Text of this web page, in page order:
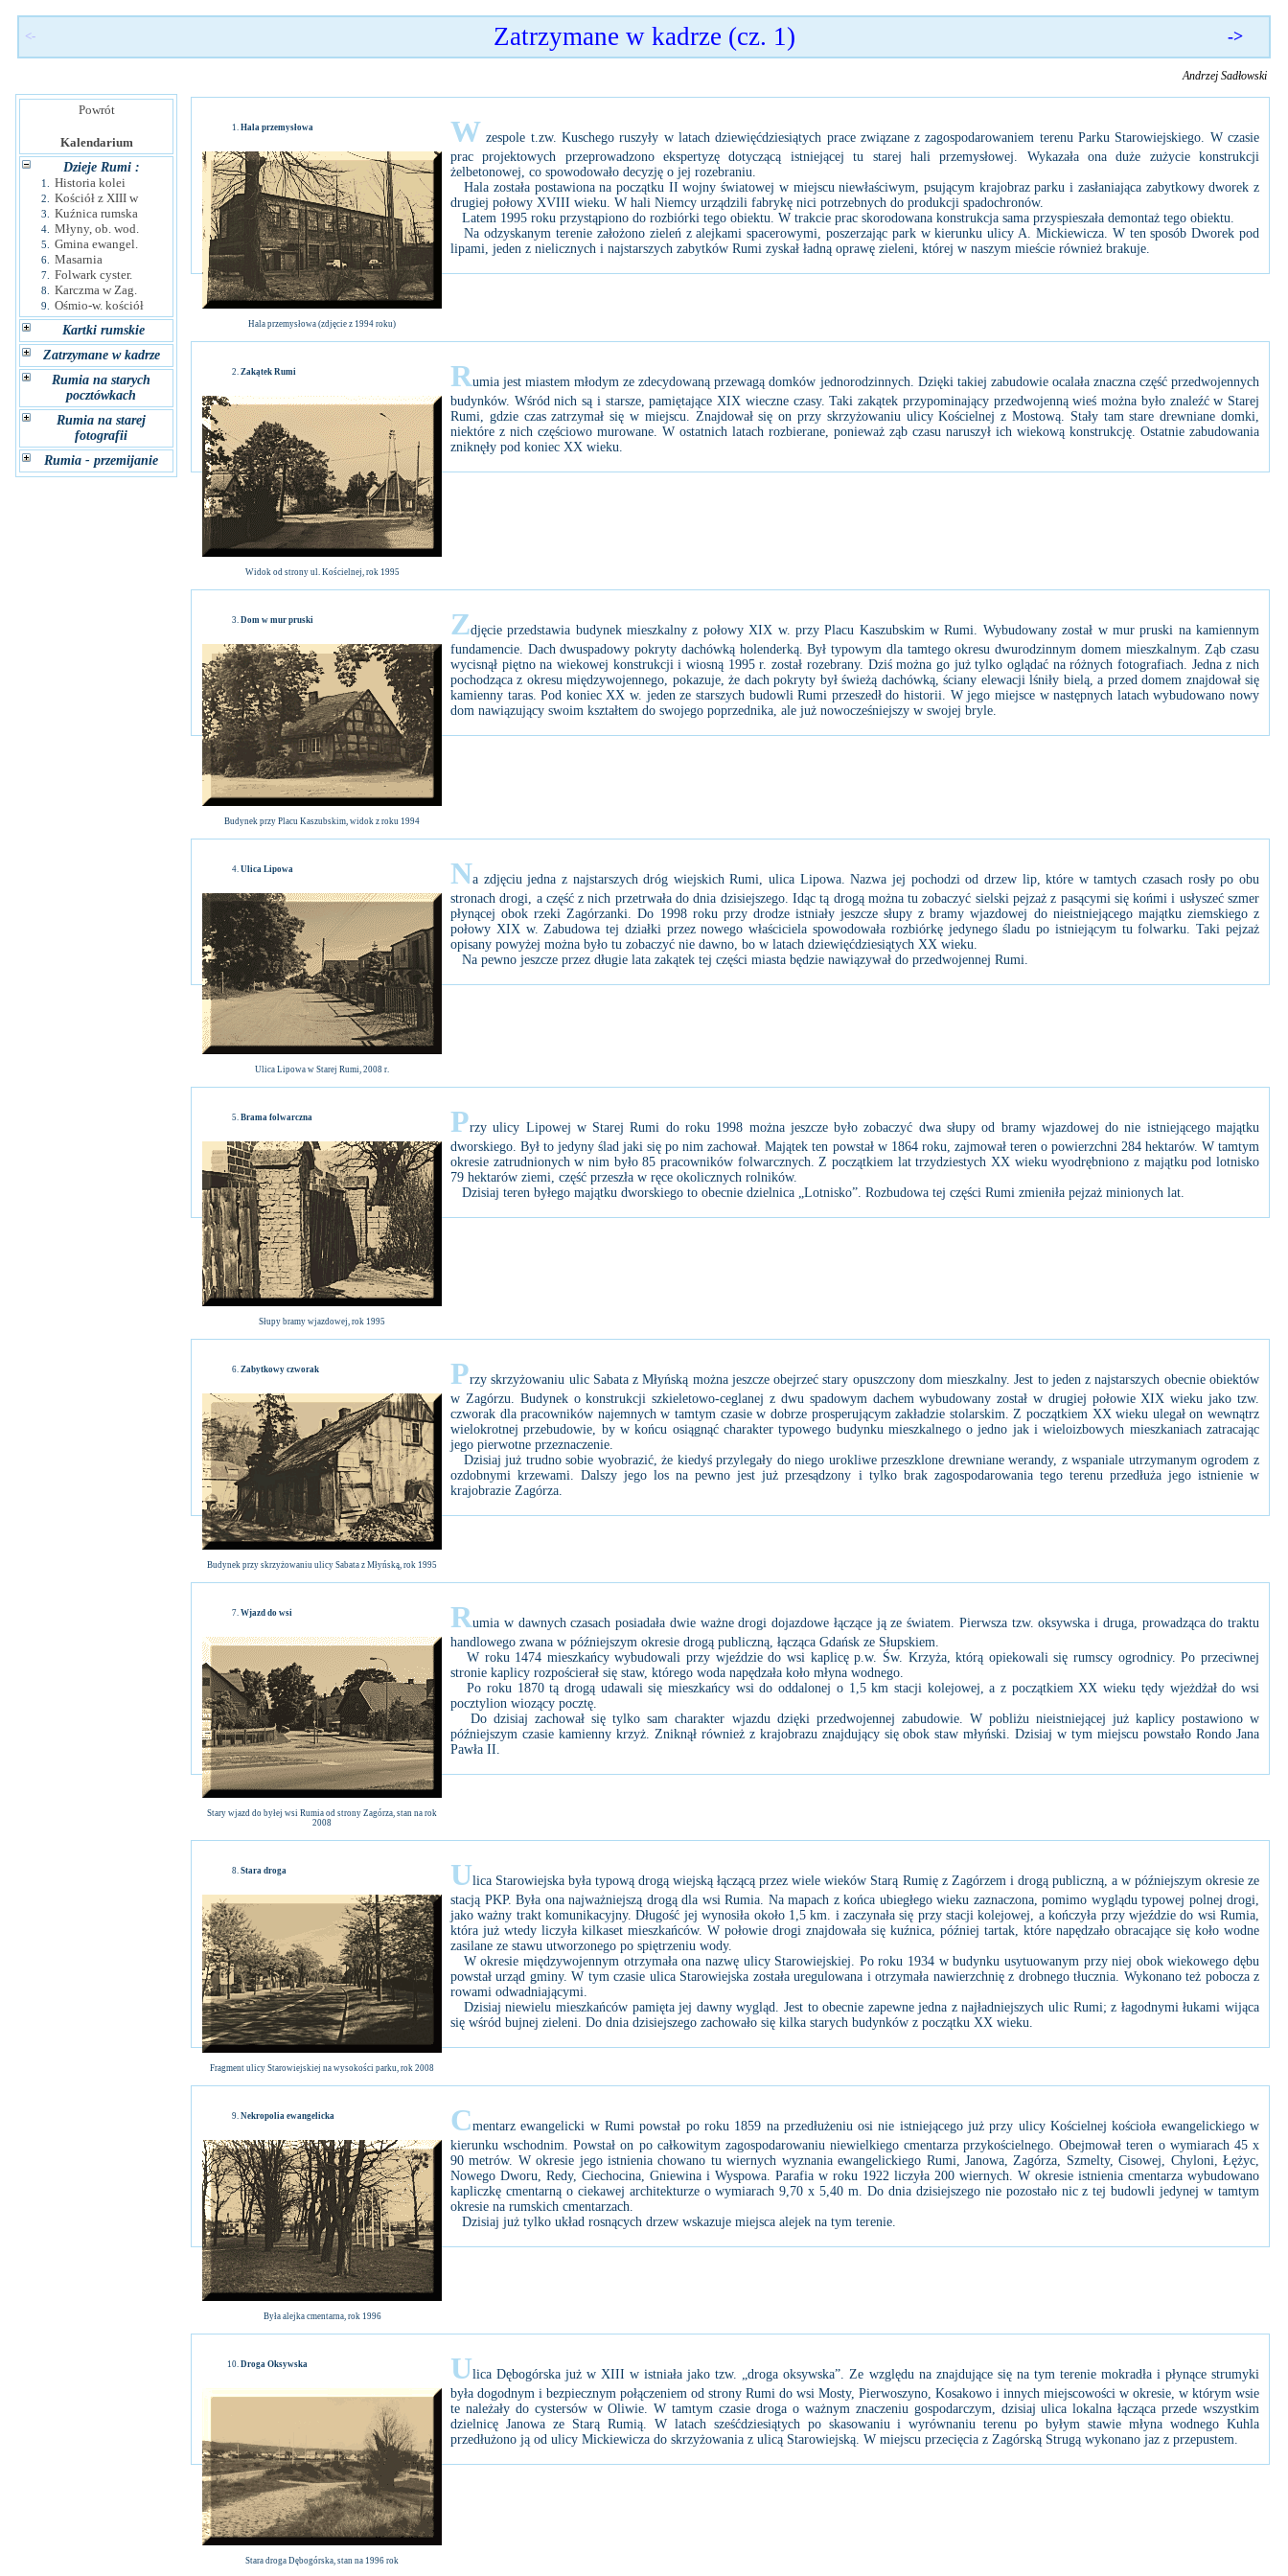
<- Zatrzymane w kadrze (cz. 1) ->
Andrzej Sadłowski
Powrót
Kalendarium
Dzieje Rumi :
1. Historia kolei
2. Kościół z XIII w
3. Kuźnica rumska
4. Młyny, ob. wod.
5. Gmina ewangel.
6. Masarnia
7. Folwark cyster.
8. Karczma w Zag.
9.
Ośmio-w. kościół
Kartki rumskie
Zatrzymane w kadrze
Rumia na starych
pocztówkach
Rumia na starej
fotografii
Rumia - przemijanie
Hala przemysłowa
Hala przemysłowa (zdjęcie z 1994 roku)
W zespole t.zw. Kuschego ruszyły w latach dziewięćdziesiątych prace związane z zagospodarowaniem terenu Parku Starowiejskiego. W czasie
prac projektowych przeprowadzono ekspertyzę dotyczącą istniejącej tu starej hali przemysłowej. Wykazała ona duże zużycie konstrukcji
żelbetonowej, co spowodowało decyzję o jej rozebraniu.
Hala została postawiona na początku II wojny światowej w miejscu niewłaściwym, psującym krajobraz parku i zasłaniająca zabytkowy dworek z
drugiej połowy XVIII wieku. W hali Niemcy urządzili fabrykę nici potrzebnych do produkcji spadochronów.
Latem 1995 roku przystąpiono do rozbiórki tego obiektu. W trakcie prac skorodowana konstrukcja sama przyspieszała demontaż tego obiektu.
Na odzyskanym terenie założono zieleń z alejkami spacerowymi, poszerzając park w kierunku ulicy A. Mickiewicza. W ten sposób Dworek pod
lipami, jeden z nielicznych i najstarszych zabytków Rumi zyskał ładną oprawę zieleni, której w naszym mieście również brakuje.
Zakątek Rumi
Widok od strony ul. Kościelnej, rok 1995
Rumia jest miastem młodym ze zdecydowaną przewagą domków jednorodzinnych. Dzięki takiej zabudowie ocalała znaczna część przedwojennych
budynków. Wśród nich są i starsze, pamiętające XIX wieczne czasy. Taki zakątek przypominający przedwojenną wieś można było znaleźć w Starej
Rumi, gdzie czas zatrzymał się w miejscu. Znajdował się on przy skrzyżowaniu ulicy Kościelnej z Mostową. Stały tam stare drewniane domki,
niektóre z nich częściowo murowane. W ostatnich latach rozbierane, ponieważ ząb czasu naruszył ich wiekową konstrukcję. Ostatnie zabudowania
zniknęły pod koniec XX wieku.
Dom w mur pruski
Budynek przy Placu Kaszubskim, widok z roku 1994
Zdjęcie przedstawia budynek mieszkalny z połowy XIX w. przy Placu Kaszubskim w Rumi. Wybudowany został w mur pruski na kamiennym
fundamencie. Dach dwuspadowy pokryty dachówką holenderką. Był typowym dla tamtego okresu dwurodzinnym domem mieszkalnym. Ząb czasu
wycisnął piętno na wiekowej konstrukcji i wiosną 1995 r. został rozebrany. Dziś można go już tylko oglądać na różnych fotografiach. Jedna z nich
pochodząca z okresu międzywojennego, pokazuje, że dach pokryty był świeżą dachówką, ściany elewacji lśniły bielą, a przed domem znajdował się
kamienny taras. Pod koniec XX w. jeden ze starszych budowli Rumi przeszedł do historii. W jego miejsce w następnych latach wybudowano nowy
dom nawiązujący swoim kształtem do swojego poprzednika, ale już nowocześniejszy w swojej bryle.
Ulica Lipowa
Ulica Lipowa w Starej Rumi, 2008 r.
Na zdjęciu jedna z najstarszych dróg wiejskich Rumi, ulica Lipowa. Nazwa jej pochodzi od drzew lip, które w tamtych czasach rosły po obu
stronach drogi, a część z nich przetrwała do dnia dzisiejszego. Idąc tą drogą można tu zobaczyć sielski pejzaż z pasącymi się końmi i usłyszeć szmer
płynącej obok rzeki Zagórzanki. Do 1998 roku przy drodze istniały jeszcze słupy z bramy wjazdowej do nieistniejącego majątku ziemskiego z
połowy XIX w. Zabudowa tej działki przez nowego właściciela spowodowała rozbiórkę jedynego śladu po istniejącym tu folwarku. Taki pejzaż
opisany powyżej można było tu zobaczyć nie dawno, bo w latach dziewięćdziesiątych XX wieku.
Na pewno jeszcze przez długie lata zakątek tej części miasta będzie nawiązywał do przedwojennej Rumi.
Brama folwarczna
Słupy bramy wjazdowej, rok 1995
Przy ulicy Lipowej w Starej Rumi do roku 1998 można jeszcze było zobaczyć dwa słupy od bramy wjazdowej do nie istniejącego majątku
dworskiego. Był to jedyny ślad jaki się po nim zachował. Majątek ten powstał w 1864 roku, zajmował teren o powierzchni 284 hektarów. W tamtym
okresie zatrudnionych w nim było 85 pracowników folwarcznych. Z początkiem lat trzydziestych XX wieku wyodrębniono z majątku pod lotnisko
79 hektarów ziemi, część przeszła w ręce okolicznych rolników.
Dzisiaj teren byłego majątku dworskiego to obecnie dzielnica „Lotnisko”. Rozbudowa tej części Rumi zmieniła pejzaż minionych lat.
Zabytkowy czworak
Budynek przy skrzyżowaniu ulicy Sabata z Młyńską, rok 1995
Przy skrzyżowaniu ulic Sabata z Młyńską można jeszcze obejrzeć stary opuszczony dom mieszkalny. Jest to jeden z najstarszych obecnie obiektów
w Zagórzu. Budynek o konstrukcji szkieletowo-ceglanej z dwu spadowym dachem wybudowany został w drugiej połowie XIX wieku jako tzw.
czworak dla pracowników najemnych w tamtym czasie w dobrze prosperującym zakładzie stolarskim. Z początkiem XX wieku ulegał on wewnątrz
wielokrotnej przebudowie, by w końcu osiągnąć charakter typowego budynku mieszkalnego o jedno jak i wieloizbowych mieszkaniach zatracając
jego pierwotne przeznaczenie.
Dzisiaj już trudno sobie wyobrazić, że kiedyś przylegały do niego urokliwe przeszklone drewniane werandy, z wspaniale utrzymanym ogrodem z
ozdobnymi krzewami. Dalszy jego los na pewno jest już przesądzony i tylko brak zagospodarowania tego terenu przedłuża jego istnienie w
krajobrazie Zagórza.
Wjazd do wsi
Stary wjazd do byłej wsi Rumia od strony Zagórza, stan na rok
2008
Rumia w dawnych czasach posiadała dwie ważne drogi dojazdowe łączące ją ze światem. Pierwsza tzw. oksywska i druga, prowadząca do traktu
handlowego zwana w późniejszym okresie drogą publiczną, łącząca Gdańsk ze Słupskiem.
W roku 1474 mieszkańcy wybudowali przy wjeździe do wsi kaplicę p.w. Św. Krzyża, którą opiekowali się rumscy ogrodnicy. Po przeciwnej
stronie kaplicy rozpościerał się staw, którego woda napędzała koło młyna wodnego.
Po roku 1870 tą drogą udawali się mieszkańcy wsi do oddalonej o 1,5 km stacji kolejowej, a z początkiem XX wieku tędy wjeżdżał do wsi
pocztylion wiozący pocztę.
Do dzisiaj zachował się tylko sam charakter wjazdu dzięki przedwojennej zabudowie. W pobliżu nieistniejącej już kaplicy postawiono w
późniejszym czasie kamienny krzyż. Zniknął również z krajobrazu znajdujący się obok staw młyński. Dzisiaj w tym miejscu powstało Rondo Jana
Pawła II.
Stara droga
Fragment ulicy Starowiejskiej na wysokości parku, rok 2008
Ulica Starowiejska była typową drogą wiejską łączącą przez wiele wieków Starą Rumię z Zagórzem i drogą publiczną, a w późniejszym okresie ze
stacją PKP. Była ona najważniejszą drogą dla wsi Rumia. Na mapach z końca ubiegłego wieku zaznaczona, pomimo wyglądu typowej polnej drogi,
jako ważny trakt komunikacyjny. Długość jej wynosiła około 1,5 km. i zaczynała się przy stacji kolejowej, a kończyła przy wjeździe do wsi Rumia,
która już wtedy liczyła kilkaset mieszkańców. W połowie drogi znajdowała się kuźnica, później tartak, które napędzało obracające się koło wodne
zasilane ze stawu utworzonego po spiętrzeniu wody.
W okresie międzywojennym otrzymała ona nazwę ulicy Starowiejskiej. Po roku 1934 w budynku usytuowanym przy niej obok wiekowego dębu
powstał urząd gminy. W tym czasie ulica Starowiejska została uregulowana i otrzymała nawierzchnię z drobnego tłucznia. Wykonano też pobocza z
rowami odwadniającymi.
Dzisiaj niewielu mieszkańców pamięta jej dawny wygląd. Jest to obecnie zapewne jedna z najładniejszych ulic Rumi; z łagodnymi łukami wijąca
się wśród bujnej zieleni. Do dnia dzisiejszego zachowało się kilka starych budynków z początku XX wieku.
Nekropolia ewangelicka
Była alejka cmentarna, rok 1996
Cmentarz ewangelicki w Rumi powstał po roku 1859 na przedłużeniu osi nie istniejącego już przy ulicy Kościelnej kościoła ewangelickiego w
kierunku wschodnim. Powstał on po całkowitym zagospodarowaniu niewielkiego cmentarza przykościelnego. Obejmował teren o wymiarach 45 x
90 metrów. W okresie jego istnienia chowano tu wiernych wyznania ewangelickiego Rumi, Janowa, Zagórza, Szmelty, Cisowej, Chyloni, Łężyc,
Nowego Dworu, Redy, Ciechocina, Gniewina i Wyspowa. Parafia w roku 1922 liczyła 200 wiernych. W okresie istnienia cmentarza wybudowano
kapliczkę cmentarną o ciekawej architekturze o wymiarach 9,70 x 5,40 m. Do dnia dzisiejszego nie pozostało nic z tej budowli jedynej w tamtym
okresie na rumskich cmentarzach.
Dzisiaj już tylko układ rosnących drzew wskazuje miejsca alejek na tym terenie.
Droga Oksywska
Stara droga Dębogórska, stan na 1996 rok
Ulica Dębogórska już w XIII w istniała jako tzw. „droga oksywska”. Ze względu na znajdujące się na tym terenie mokradła i płynące strumyki
była dogodnym i bezpiecznym połączeniem od strony Rumi do wsi Mosty, Pierwoszyno, Kosakowo i innych miejscowości w okresie, w którym wsie
te należały do cystersów w Oliwie. W tamtym czasie droga o ważnym znaczeniu gospodarczym, dzisiaj ulica lokalna łącząca przede wszystkim
dzielnicę Janowa ze Starą Rumią. W latach sześćdziesiątych po skasowaniu i wyrównaniu terenu po byłym stawie młyna wodnego Kuhla
przedłużono ją od ulicy Mickiewicza do skrzyżowania z ulicą Starowiejską. W miejscu przecięcia z Zagórską Strugą wykonano jaz z przepustem.